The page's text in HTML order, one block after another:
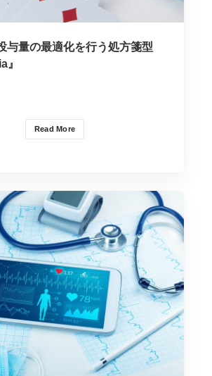
与量の最適化を行う処方箋型
』
Read More